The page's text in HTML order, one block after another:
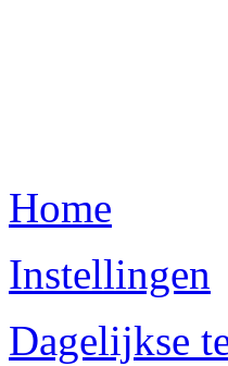
Home
Instellingen
Dagelijkse